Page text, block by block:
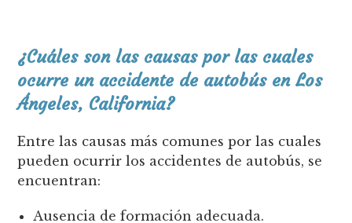
¿Cuáles son las causas por las cuales
ocurre un accidente de autobús en Los
Ángeles, California?
Entre las causas más comunes por las cuales
pueden ocurrir los accidentes de autobús, se
encuentran:
Ausencia de formación adecuada.